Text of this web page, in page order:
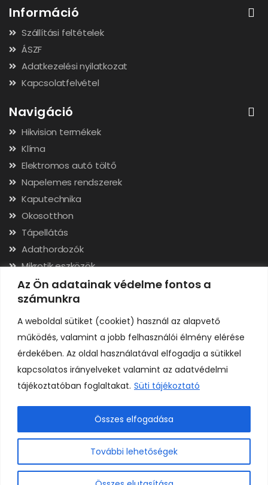
Az Ön adatainak védelme fontos a
számunkra
A weboldal sütiket (cookiet) használ az alapvető
működés, valamint a jobb felhasználói élmény elérése
érdekében. Az oldal használatával elfogadja a sütikkel
kapcsolatos irányelveket valamint az adatvédelmi
tájékoztatóban foglaltakat. Süti tájékoztató
További lehetőségek
Összes elfogadása
Információ
Szállítási feltételek
ÁSZF
Adatkezelési nyilatkozat
Kapcsolatfelvétel
Navigáció
Hikvision termékek
Klíma
Elektromos autó töltő
Napelemes rendszerek
Kaputechnika
Okosotthon
Tápellátás
Adathordozók
Mikrotik eszközök
Hálózati kábelek, csatlakozók
Szerszámok
Elérhetőségek
Adószám: 24323257-2-02
Cégjegyzékszám: 02-09-079991
Bankszámla: 11731001-23136207